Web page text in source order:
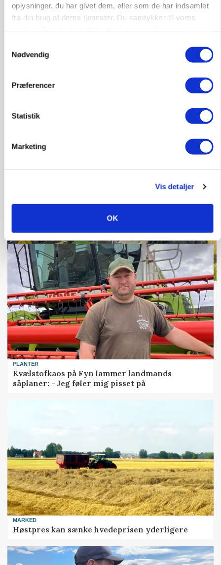
oplysninger, du har givet dem, eller som de har indsamlet
fra din brug af deres tjenester. Du samtykker til vores
Nødvendig
Præferencer
Statistik
Marketing
Vis detaljer
OK
MARKED
MASKINER
Loading...
PLANTER
Kvælstofkaos på Fyn lammer landmands
såplaner: - Jeg føler mig pisset på
MARKED
Høstpres kan sænke hvedeprisen yderligere